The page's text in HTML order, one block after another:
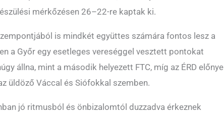
mérkőzésen 26–22-re kaptak ki.
is mindkét együttes számára fontos lesz a
a Győr egy esetleges vereséggel vesztett pontokat
állna, mint a második helyezett FTC, míg az ÉRD előnye
üldöző Váccal és Siófokkal szemben.
jó ritmusból és önbizalomtól duzzadva érkeznek